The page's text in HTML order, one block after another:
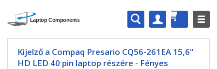
Kijelző a Compaq Presario CQ56-261EA 15,6"
HD LED 40 pin laptop részére - Fényes